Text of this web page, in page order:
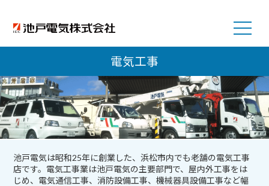
電気工事
池戸電気は昭和25年に創業した、浜松市内でも老舗の電気工事
店です。電気工事業は池戸電気の主要部門で、屋内外工事をは
じめ、電気通信工事、消防設備工事、機械器具設備工事など幅